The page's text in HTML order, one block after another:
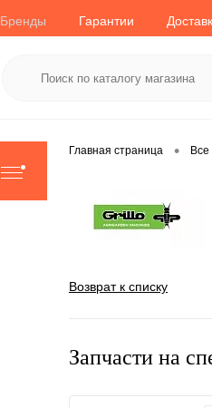
Бренды Гарантии
Главная страница •
Возврат к списку
Запчасти на